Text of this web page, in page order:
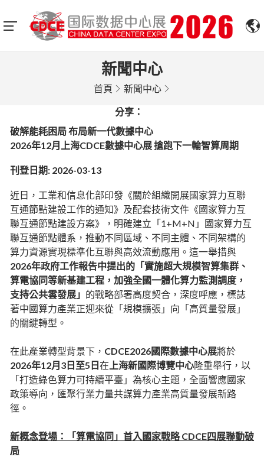
新聞中心
首頁 新聞中心
分享：
破解能耗困局 布局新一代數據中心
2026年12月上海CDCE數據中心展 搶跑下一輪智算周期
刊登日期: 2026-03-13
近日，工業和信息化部印發《關於組織開展國家算力互聯
互通節點建設工作的通知》及配套技術文件《國家算力互
聯互通節點建設方案》，明確建立「1+M+N」國家算力互
聯互通節點體系，推動不同區域、不同主體、不同架構的
算力資源實現標準化互聯與高效流動應用。這一舉措與
2026年政府工作報告中提出的「實施超大規模智算集群、
算電協同等新基建工程，加強全國一體化算力監測調度，
支持公共雲發展」 的戰略部署高度契合，深度呼應，標誌
著中國算力產業正迎來從「規模擴張」向「高質量發展」
的關鍵轉型。
在此產業轉型背景下， CDCE2026國際數據中心展將於
2026年12月3日至5日 在 上海新國際博覽中心隆重舉行，以
「打造綠色算力可持續平臺」為核心主題，全面響應國家
政策導向，匯聚行業力量共謀算力產業高質量發展新路
徑。
新概念登場：「算電協同」首入國家戰略 CDCE四展聯動破
局